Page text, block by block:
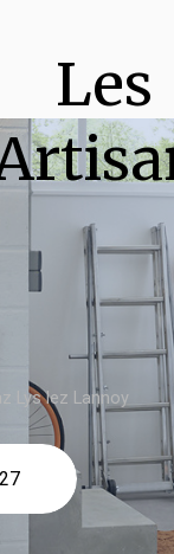
Les
Lys lez Lannoy